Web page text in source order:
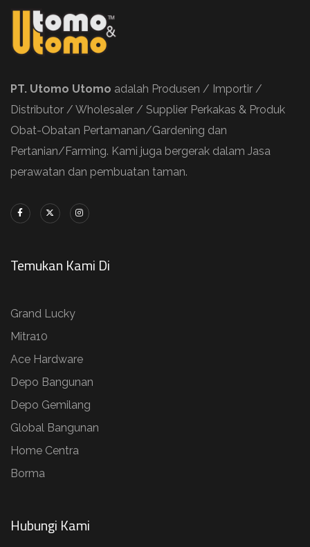
PT. Utomo Utomo adalah Produsen / Importir /
Distributor / Wholesaler / Supplier Perkakas & Produk
Obat-Obatan Pertamanan/Gardening dan
Pertanian/Farming. Kami juga bergerak dalam Jasa
perawatan dan pembuatan taman.
Temukan Kami Di
Grand Lucky
Mitra10
Ace Hardware
Depo Bangunan
Depo Gemilang
Global Bangunan
Home Centra
Borma
Hubungi Kami​